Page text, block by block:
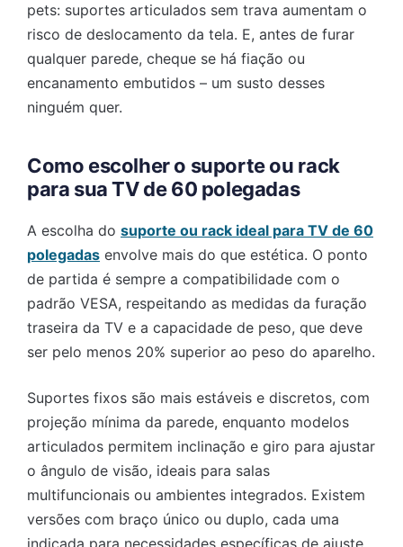
pets: suportes articulados sem trava aumentam o
risco de deslocamento da tela. E, antes de furar
qualquer parede, cheque se há fiação ou
encanamento embutidos – um susto desses
ninguém quer.
Como escolher o suporte ou rack
para sua TV de 60 polegadas
A escolha do suporte ou rack ideal para TV de 60
polegadas envolve mais do que estética. O ponto
de partida é sempre a compatibilidade com o
padrão VESA, respeitando as medidas da furação
traseira da TV e a capacidade de peso, que deve
ser pelo menos 20% superior ao peso do aparelho.
Suportes fixos são mais estáveis e discretos, com
projeção mínima da parede, enquanto modelos
articulados permitem inclinação e giro para ajustar
o ângulo de visão, ideais para salas
multifuncionais ou ambientes integrados. Existem
versões com braço único ou duplo, cada uma
indicada para necessidades específicas de ajuste.